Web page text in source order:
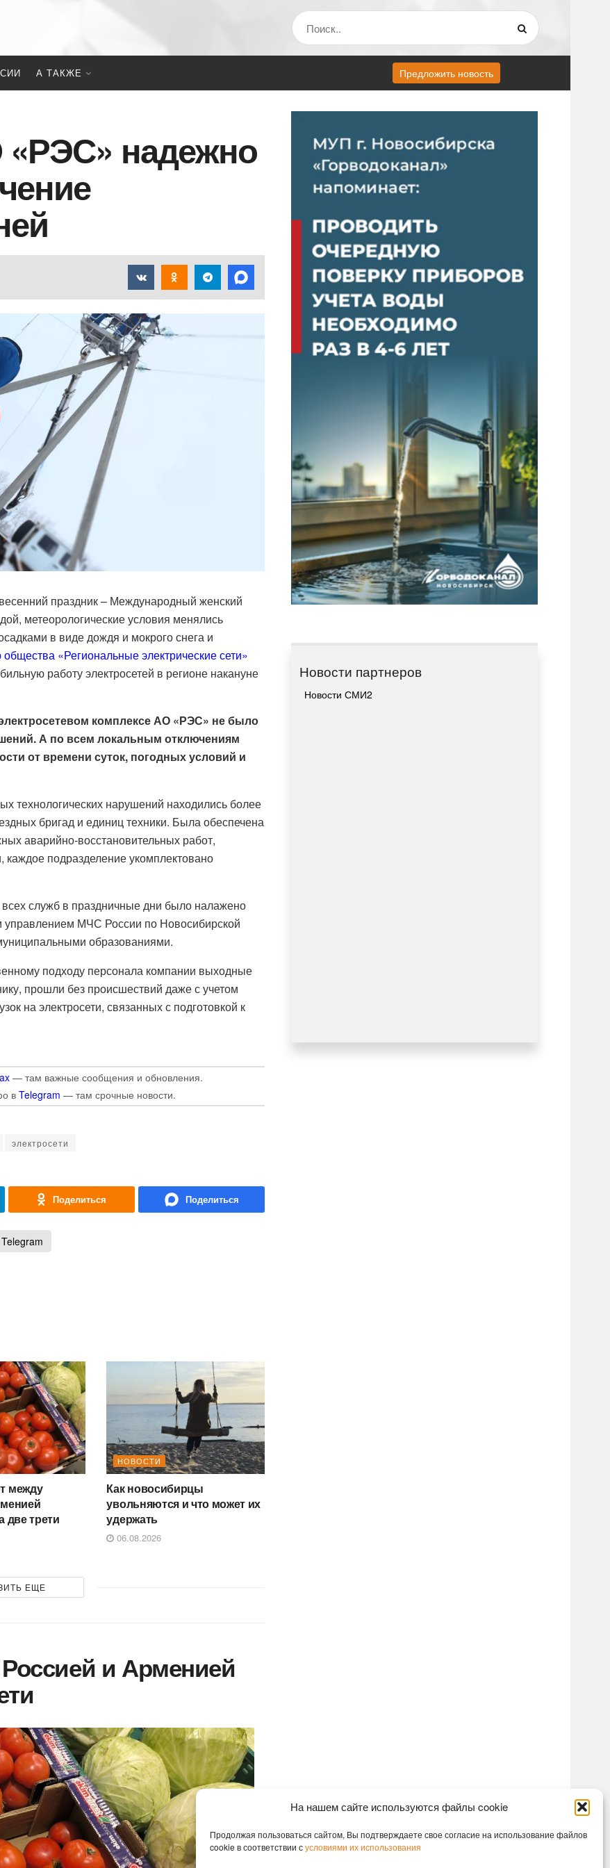
На нашем сайте используются файлы cookie
Продолжая пользоваться сайтом, Вы подтверждаете свое согласие на использование файлов
cookie в соответствии сусловиями их использования
А ТАКЖЕ Предложить новость
«РЭС» надежно
праздник – Международный женский
метеорологические условия менялись
в виде дождя и мокрого снега и
«Региональные электрические сети»
работу электросетей в регионе накануне
комплексе АО «РЭС» не было
А по всем локальным отключениям
от времени суток, погодных условий и
технологических нарушений находились более
бригад и единиц техники. Была обеспечена
аварийно-восстановительных работ,
каждое подразделение укомплектовано
служб в праздничные дни было налажено
управлением МЧС России по Новосибирской
образованиями.
подходу персонала компании выходные
прошли без происшествий даже с учетом
на электросети, связанных с подготовкой к
— там важные сообщения и обновления.
вTelegram — там срочные новости.
электросети
между
две трети
НОВОСТИ
Как новосибирцы
увольняются и что может их
удержать
06.08.2026
ЕЩЕ
и Арменией
Новости партнеров
Новости СМИ2